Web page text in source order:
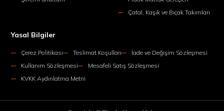
Çatal, Kaşık ve Bıçak Takımları
Yasal Bilgiler
Çerez Politikası Teslimat Koşulları
İade ve Değişim Sözleşmesi
Kullanım Sözleşmesi
Mesafeli Satış Sözleşmesi
KVKK Aydınlatma Metni